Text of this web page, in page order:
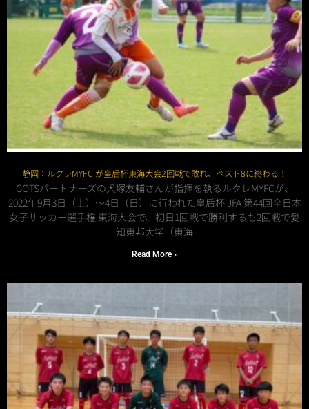
静岡：ルクレMYFC が皇后杯東海大会2回戦で敗れ、ベスト8に終わる！
GOTSパートナーズの犬塚友輔さんが指揮を執るルクレMYFCが、
2022年9月3日（土）～4日（日）に行われた皇后杯 JFA 第44回全日本
女子サッカー選手権 東海大会で、初日1回戦で勝利するも2回戦で愛
知東邦大学（東海
Read More »